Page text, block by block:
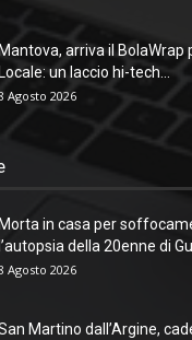
Mantova, arriva il BolaWrap
Locale: un laccio hi-tech...
Agosto 2026
Morta in casa per
l’autopsia della 20enne di
Agosto 2026
Martino dall’Argine,